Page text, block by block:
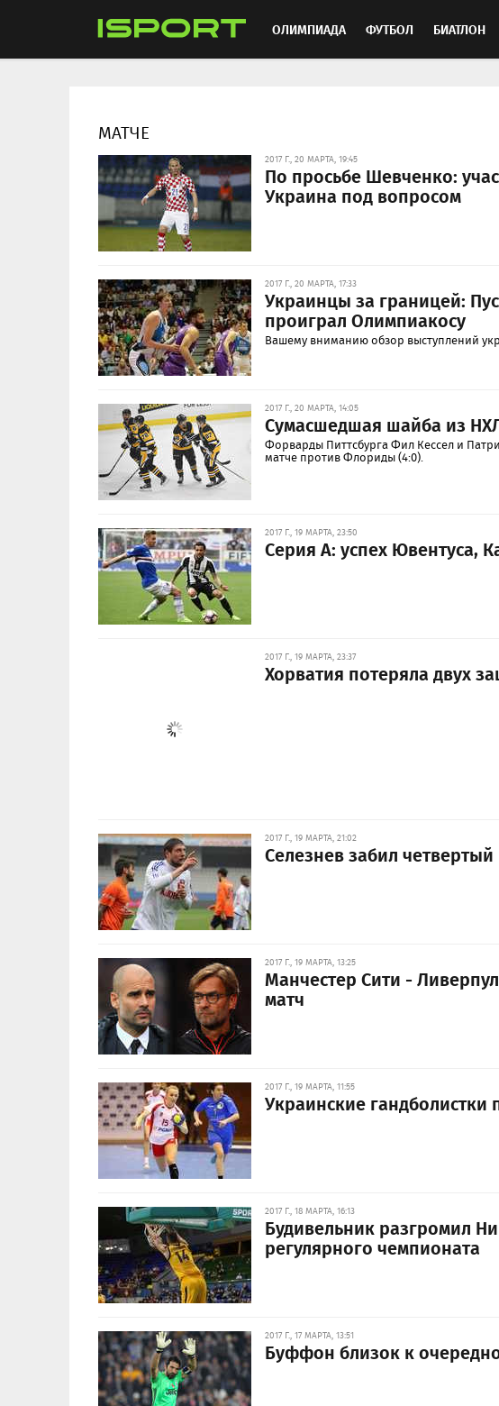
ОЛИМПИАДА ФУТБОЛ БИАТЛОН
МАТЧЕ
2017 Г., 20 МАРТА, 19:45
По просьбе Шевченко:
Украина под вопросом
2017 Г., 20 МАРТА, 17:33
Украинцы за границей:
проиграл Олимпиакосу
Вашему вниманию обзор выступлений
2017 Г., 20 МАРТА, 14:05
Сумасшедшая шайба из
Форварды Питтсбурга Фил Кессел и
матче против Флориды (4:0).
2017 Г., 19 МАРТА, 23:50
Серия А: успех Ювентуса,
2017 Г., 19 МАРТА, 23:37
Хорватия потеряла двух
2017 Г., 19 МАРТА, 21:02
Селезнев забил
2017 Г., 19 МАРТА, 13:25
Манчестер Сити -
матч
2017 Г., 19 МАРТА, 11:55
Украинские
2017 Г., 18 МАРТА, 16:13
Будивельник разгромил
регулярного чемпионата
2017 Г., 17 МАРТА, 13:51
Буффон близок к